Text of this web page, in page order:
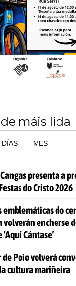
máis lida
DÍAS MES
presenta a
do Cristo 2026
emblemáticas do
volverán encherse
Cántase’
de Poio volverá
cultura mariñeira